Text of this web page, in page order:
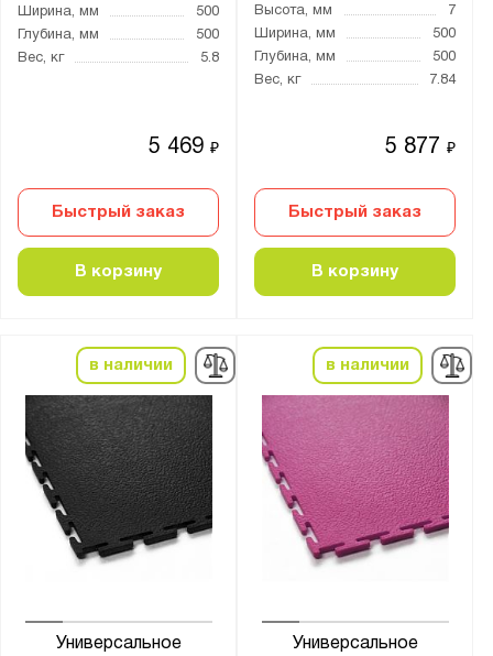
Ширина, мм
500
Глубина, мм
500
Вес, кг
5.8
5 469₽
Быстрый заказ
В корзину
Высота, мм
7
Ширина, мм
500
Глубина, мм
500
Вес, кг
7.84
5 877₽
Быстрый заказ
В корзину
в наличии
Универсальное
в наличии
Универсальное